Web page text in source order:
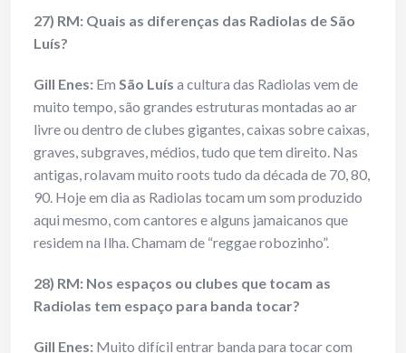
27) RM: Quais as diferenças das Radiolas de São
Luís?
Gill Enes: Em São Luís a cultura das Radiolas vem de
muito tempo, são grandes estruturas montadas ao ar
livre ou dentro de clubes gigantes, caixas sobre caixas,
graves, subgraves, médios, tudo que tem direito. Nas
antigas, rolavam muito roots tudo da década de 70, 80,
90. Hoje em dia as Radiolas tocam um som produzido
aqui mesmo, com cantores e alguns jamaicanos que
residem na Ilha. Chamam de “reggae robozinho”.
28) RM: Nos espaços ou clubes que tocam as
Radiolas tem espaço para banda tocar?
Gill Enes: Muito difícil entrar banda para tocar com